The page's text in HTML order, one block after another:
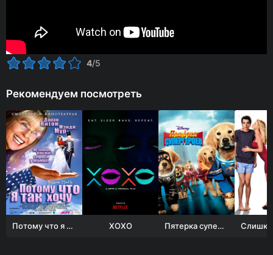
4/5
Рекомендуем посмотреть
Потому что я так хочу XOXO Пятерка супергероев